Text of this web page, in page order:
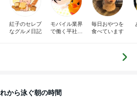
紅子のセレブ
なグルメ日記
モバイル業界
で働く平社員
毎日おやつを
食べています
から泳ぐ朝の時間